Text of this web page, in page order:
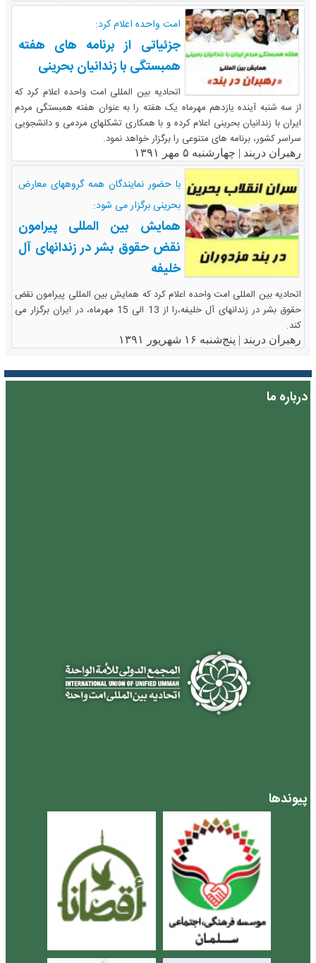
امت واحده اعلام کرد:
جزئیاتی از برنامه های هفته
همبستگی با زندانیان بحرینی
اتحادیه بین المللی امت واحده اعلام کرد که
از سه شنبه آینده یازدهم مهرماه یک هفته را به عنوان هفته همبستگی مردم
ایران با زندانیان بحرینی اعلام کرده و با همکاری تشکلهای مردمی و دانشجویی
سراسر کشور، برنامه های متنوعی را برگزار خواهد نمود.
رهبران دربند | چهارشنبه ۵ مهر ۱۳۹۱
با حضور نمایندگان همه گروههای معارض
بحرینی برگزار می شود:
همایش بین المللی پیرامون
نقض حقوق بشر در زندانهای آل
خلیفه
اتحادیه بین المللی امت واحده اعلام کرد که همایش بین المللی پیرامون نقض
حقوق بشر در زندانهای آل خلیفه،را از 13 الی 15 مهرماه، در ایران برگزار می
کند.
رهبران دربند | پنج‌شنبه ۱۶ شهریور ۱۳۹۱
درباره ما
پیوندها